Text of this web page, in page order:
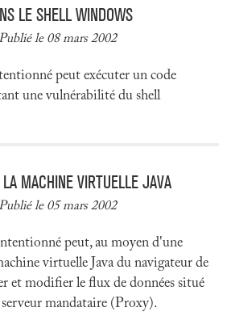
LE SHELL WINDOWS
le 08 mars 2002
peut exécuter un code
une vulnérabilité du shell
MACHINE VIRTUELLE JAVA
le 05 mars 2002
peut, au moyen d'une
virtuelle Java du navigateur de
et modifier le flux de données situé
mandataire (Proxy).